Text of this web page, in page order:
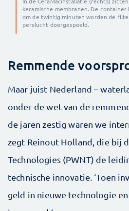
keramische membranen. De
om de twintig minuten worden de
perslucht doorgespoeld.
Remmende
Maar juist Nederland –
onder de wet van de
de jaren zestig waren we
zegt Reinout Holland, die bij
Technologies (PWNT) de
technische innovatie. ‘Toen
geld in nieuwe technologie